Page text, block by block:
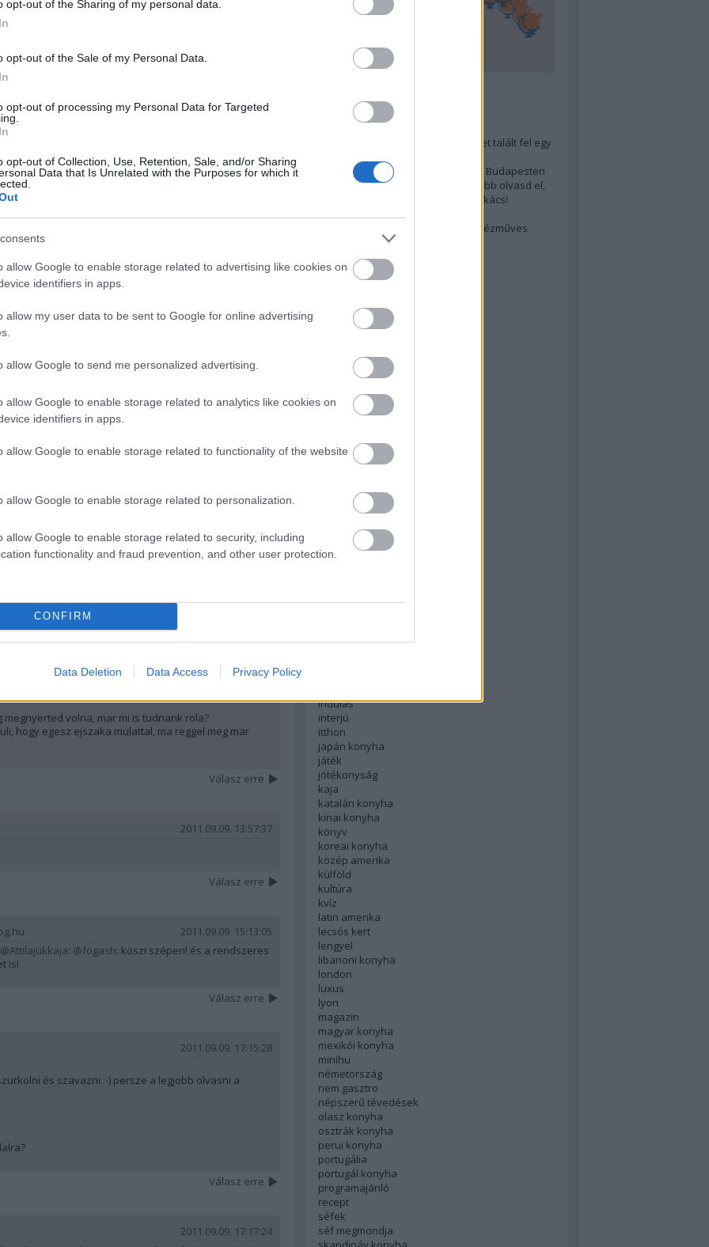
opt-out of the Sharing of my personal data.
opt-out of the Sale of my Personal Data.
opt-out of processing my Personal Data for Targeted
opt-out of Collection, Use, Retention, Sale, and/or Sharing
Data that Is Unrelated with the Purposes for which it
allow Google to enable storage related to advertising like cookies on
identifiers in apps.
allow my user data to be sent to Google for online advertising
allow Google to send me personalized advertising.
allow Google to enable storage related to analytics like cookies on
identifiers in apps.
allow Google to enable storage related to functionality of the website
allow Google to enable storage related to personalization.
allow Google to enable storage related to security, including
functionality and fraud prevention, and other user protection.
CONFIRM
Data Deletion Data Access Privacy Policy
felhasználói tartalomnak minősülnek, értük a
szolgáltatás technikai
nem ellenőrzi. Kifogás esetén forduljon a blog szerkesztőjéhez. Részletek
.
:)
Válasz erre
vagy még mindig a medve bőre effektus van? :)
megnyerted volna, mar mi is tudnank rola?
hogy egesz ejszaka mulattal, ma reggel meg mar
Válasz erre
2011.09.09. 13:57:37
Válasz erre
2011.09.09. 15:13:05
@Attilajukkaja: @fogash: köszi szépen! és a rendszeres
is!
Válasz erre
2011.09.09. 17:15:28
és szavazni :-) persze a legjobb olvasni a
Válasz erre
2011.09.09. 17:17:24
TOP5
Annyira menő Budapest-térképet talált fel egy
A 10 legjobb (elérhető árú) ebéd Budapesten
Szakács akarsz lenni? Akkor előbb olvasd el,
mit gondol erről egy magyar szakács!
Budapest rejtett kincsei: orosz kézműves
afrikai konyha
ázsiai konyha
baszk konyha
belgium
bocusedor
bocuse dor
dél amerika
English
északi konyha
francia konyha
holland konyha
indulás
interjú
itthon
japán konyha
játék
jótékonyság
kaja
katalán konyha
kínai konyha
könyv
koreai konyha
közép amerika
külföld
kultúra
kvíz
latin amerika
lecsós kert
lengyel
libanoni konyha
london
luxus
lyon
magazin
magyar konyha
mexikói konyha
minihu
németország
nem gasztro
népszerű tévedések
olasz konyha
osztrák konyha
perui konyha
portugália
portugál konyha
programajánló
recept
séfek
séf megmondja